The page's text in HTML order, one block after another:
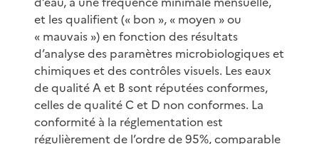
et les qualifient (« bon », « moyen » ou
« mauvais ») en fonction des résultats
d’analyse des paramètres microbiologiques et
chimiques et des contrôles visuels. Les eaux
de qualité A et B sont réputées conformes,
celles de qualité C et D non conformes. La
conformité à la réglementation est
régulièrement de l’ordre de 95%, comparable